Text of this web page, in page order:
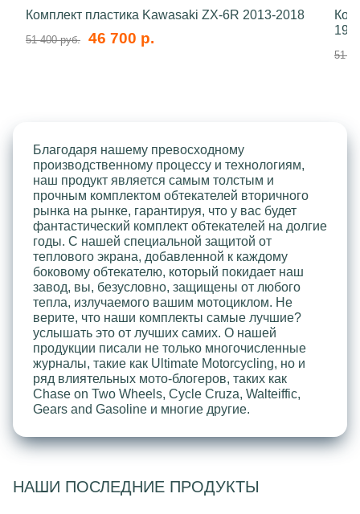
Комплект пластика Kawasaki ZX-6R 2013-2018
51 400 руб. 46 700 р.
51
Благодаря нашему превосходному
производственному процессу и технологиям,
наш продукт является самым толстым и
прочным комплектом обтекателей вторичного
рынка на рынке, гарантируя, что у вас будет
фантастический комплект обтекателей на долгие
годы. С нашей специальной защитой от
теплового экрана, добавленной к каждому
боковому обтекателю, который покидает наш
завод, вы, безусловно, защищены от любого
тепла, излучаемого вашим мотоциклом. Не
верите, что наши комплекты самые лучшие?
услышать это от лучших самих. О нашей
продукции писали не только многочисленные
журналы, такие как Ultimate Motorcycling, но и
ряд влиятельных мото-блогеров, таких как
Chase on Two Wheels, Cycle Cruza, Walteiffic,
Gears and Gasoline и многие другие.
НАШИ ПОСЛЕДНИЕ ПРОДУКТЫ